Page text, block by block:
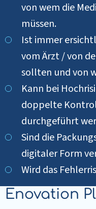
von wem die
müssen.
Ist immer
vom Ärzt / von
sollten und von
Kann bei
doppelte
durchgeführt
Sind die
digitaler Form
Wird das
Enovation